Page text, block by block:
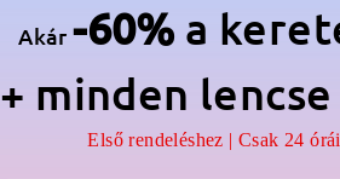
Akár-60% a
+ minden lencse
Első rendeléshez | Csak 24